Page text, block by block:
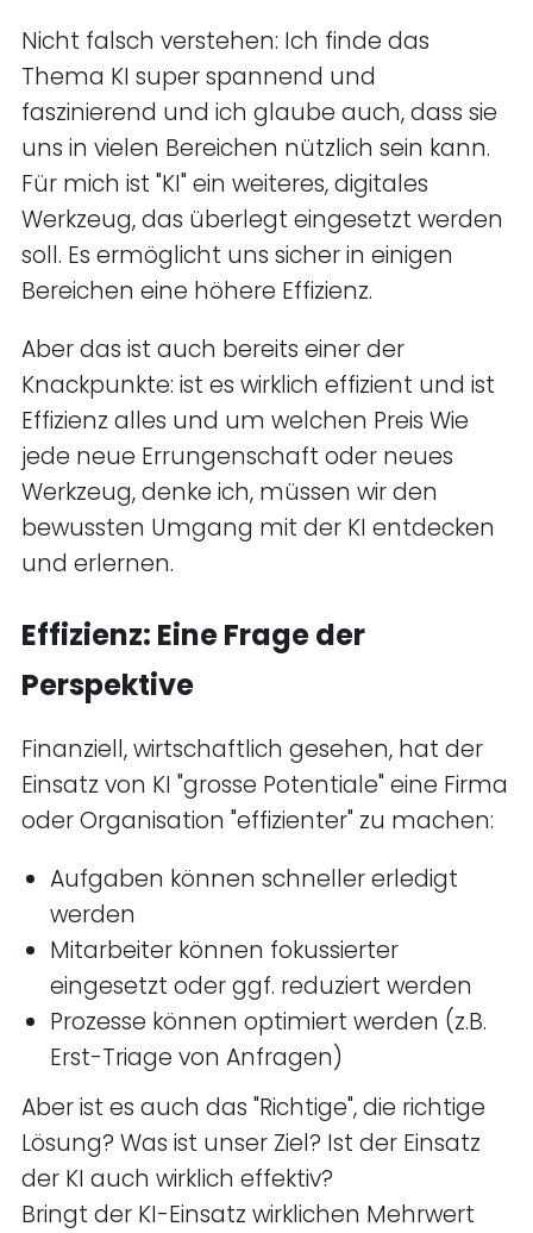
Nicht falsch verstehen: Ich finde das
Thema KI super spannend und
faszinierend und ich glaube auch, dass sie
uns in vielen Bereichen nützlich sein kann.
Für mich ist "KI" ein weiteres, digitales
Werkzeug, das überlegt eingesetzt werden
soll. Es ermöglicht uns sicher in einigen
Bereichen eine höhere Effizienz.
Aber das ist auch bereits einer der
Knackpunkte: ist es wirklich effizient und ist
Effizienz alles und um welchen Preis Wie
jede neue Errungenschaft oder neues
Werkzeug, denke ich, müssen wir den
bewussten Umgang mit der KI entdecken
und erlernen.
Effizienz: Eine Frage der
Perspektive
Finanziell, wirtschaftlich gesehen, hat der
Einsatz von KI "grosse Potentiale" eine Firma
oder Organisation "effizienter" zu machen:
Aufgaben können schneller erledigt
werden
Mitarbeiter können fokussierter
eingesetzt oder ggf. reduziert werden
Prozesse können optimiert werden (z.B.
Erst-Triage von Anfragen)
Aber ist es auch das "Richtige", die richtige
Lösung? Was ist unser Ziel? Ist der Einsatz
der KI auch wirklich effektiv?
Bringt der KI-Einsatz wirklichen Mehrwert